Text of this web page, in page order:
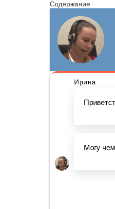
Содержание